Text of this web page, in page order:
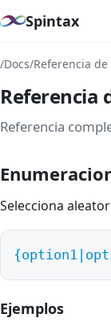
Spintax
/Docs/Referencia
Referencia
Referencia
Selecciona
Ejemplos